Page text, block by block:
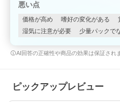
悪い点
価格が高め 嗜好の変化がある
湿気に注意が必要
少量パックで
AI回答の正確性や商品の効果は保証され
ピックアップレビュー